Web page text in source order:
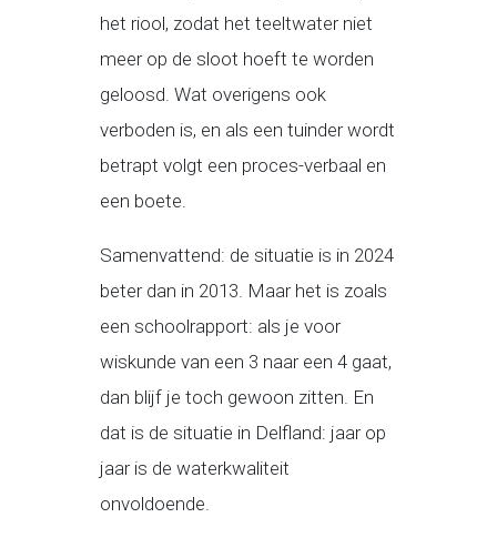
het riool, zodat het teeltwater niet
meer op de sloot hoeft te worden
geloosd. Wat overigens ook
verboden is, en als een tuinder wordt
betrapt volgt een proces-verbaal en
een boete.
Samenvattend: de situatie is in 2024
beter dan in 2013. Maar het is zoals
een schoolrapport: als je voor
wiskunde van een 3 naar een 4 gaat,
dan blijf je toch gewoon zitten. En
dat is de situatie in Delfland: jaar op
jaar is de waterkwaliteit
onvoldoende.